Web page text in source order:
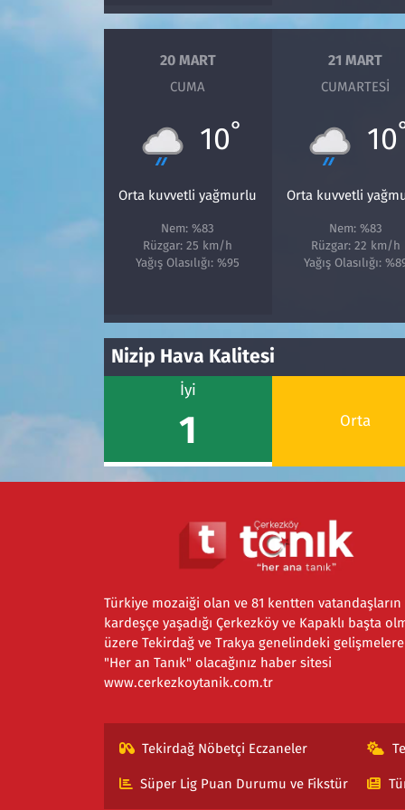
20 MART
CUMA
10°
Orta kuvvetli yağmurlu
Nem: %83
Rüzgar: 25 km/h
Yağış Olasılığı: %95
21 MART
CUMARTESI
10
Orta kuvvetli
Nem: %83
Rüzgar: 22 km/h
Yağış Olasılığı:
Nizip Hava Kalitesi
İyi
1 Orta
Türkiye mozaiği olan ve 81 kentten vatandaşların
kardeşçe yaşadığı Çerkezköy ve Kapaklı başta
üzere Tekirdağ ve Trakya genelindeki gelişmelere
"Her an Tanık" olacağınız haber sitesi
www.cerkezkoytanik.com.tr
Tekirdağ Nöbetçi Eczaneler
Süper Lig Puan Durumu ve Fikstür
Süleymanpaşa